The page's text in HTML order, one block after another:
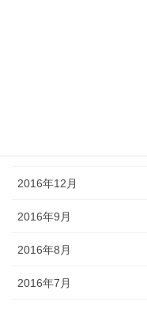
2016年12月
2016年9月
2016年8月
2016年7月